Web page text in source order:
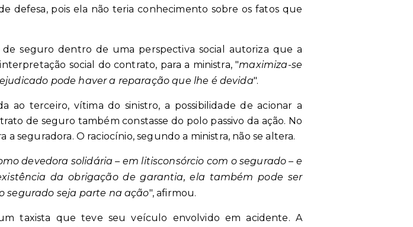
defesa, pois ela não teria conhecimento sobre os fatos que
seguro dentro de uma perspectiva social autoriza que a
social do contrato, para a ministra, "maximiza-se
pode haver a reparação que lhe é devida".
ao terceiro, vítima do sinistro, a possibilidade de acionar a
de seguro também constasse do polo passivo da ação. No
seguradora. O raciocínio, segundo a ministra, não se altera.
devedora solidária – em litisconsórcio com o segurado – e
da obrigação de garantia, ela também pode ser
segurado seja parte na ação", afirmou.
taxista que teve seu veículo envolvido em acidente. A